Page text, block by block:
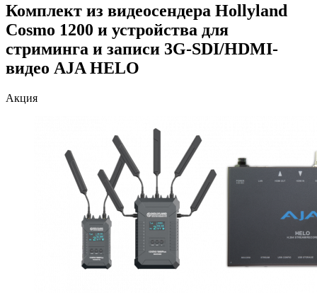
Комплект из видеосендера Hollyland
Cosmo 1200 и устройства для
стриминга и записи 3G-SDI/HDMI-
видео AJA HELO
Акция